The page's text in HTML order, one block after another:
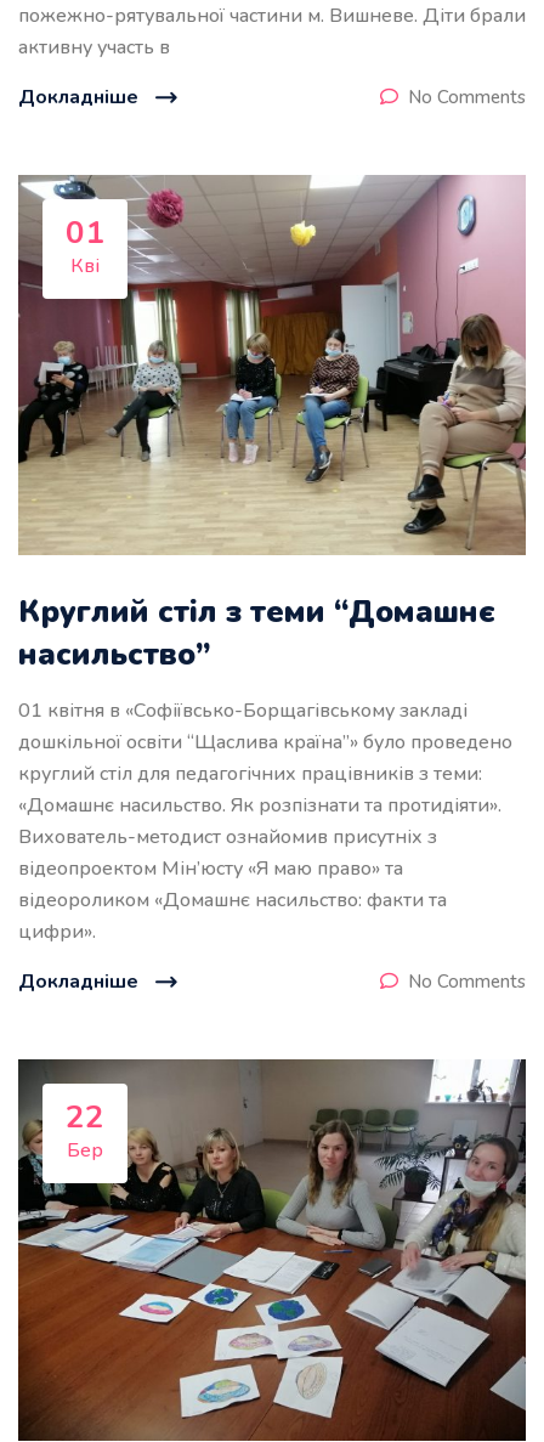
пожежно-рятувальної частини м. Вишневе. Діти брали
активну участь в
Докладніше
No Comments
01
Кві
Круглий стіл з теми “Домашнє
насильство”
01 квітня в «Софіївсько-Борщагівському закладі
дошкільної освіти “Щаслива країна”» було проведено
круглий стіл для педагогічних працівників з теми:
«Домашнє насильство. Як розпізнати та протидіяти».
Вихователь-методист ознайомив присутніх з
відеопроектом Мін’юсту «Я маю право» та
відеороликом «Домашнє насильство: факти та
цифри».
Докладніше
No Comments
22
Бер